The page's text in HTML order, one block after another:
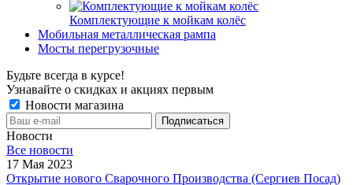
Комплектующие к мойкам колёс
Мобильная металлическая рампа
Мосты перегрузочные
Будьте всегда в курсе!
Узнавайте о скидках и акциях первым
Новости магазина
Новости
Все новости
17 Мая 2023
Открытие нового Сварочного Производства (Сергиев Посад)